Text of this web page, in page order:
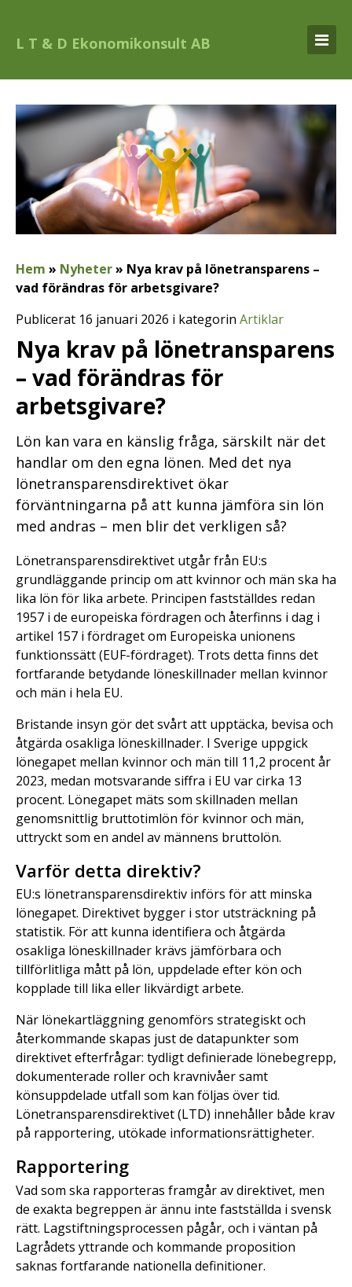
L T & D Ekonomikonsult AB
Hem » Nyheter» Nya krav på lönetransparens –
vad förändras för arbetsgivare?
Publicerat 16 januari 2026 i kategorin Artiklar
Nya krav på lönetransparens
– vad förändras för
arbetsgivare?
Lön kan vara en känslig fråga, särskilt när det
handlar om den egna lönen. Med det nya
lönetransparensdirektivet ökar
förväntningarna på att kunna jämföra sin lön
med andras – men blir det verkligen så?
Lönetransparensdirektivet utgår från EU:s
grundläggande princip om att kvinnor och män ska ha
lika lön för lika arbete. Principen fastställdes redan
1957 i de europeiska fördragen och återfinns i dag i
artikel 157 i fördraget om Europeiska unionens
funktionssätt (EUF-fördraget). Trots detta finns det
fortfarande betydande löneskillnader mellan kvinnor
och män i hela EU.
Bristande insyn gör det svårt att upptäcka, bevisa och
åtgärda osakliga löneskillnader. I Sverige uppgick
lönegapet mellan kvinnor och män till 11,2 procent år
2023, medan motsvarande siffra i EU var cirka 13
procent. Lönegapet mäts som skillnaden mellan
genomsnittlig bruttotimlön för kvinnor och män,
uttryckt som en andel av männens bruttolön.
Varför detta direktiv?
EU:s lönetransparensdirektiv införs för att minska
lönegapet. Direktivet bygger i stor utsträckning på
statistik. För att kunna identifiera och åtgärda
osakliga löneskillnader krävs jämförbara och
tillförlitliga mått på lön, uppdelade efter kön och
kopplade till lika eller likvärdigt arbete.
När lönekartläggning genomförs strategiskt och
återkommande skapas just de datapunkter som
direktivet efterfrågar: tydligt definierade lönebegrepp,
dokumenterade roller och kravnivåer samt
könsuppdelade utfall som kan följas över tid.
Lönetransparensdirektivet (LTD) innehåller både krav
på rapportering, utökade informationsrättigheter.
Rapportering
Vad som ska rapporteras framgår av direktivet, men
de exakta begreppen är ännu inte fastställda i svensk
rätt. Lagstiftningsprocessen pågår, och i väntan på
Lagrådets yttrande och kommande proposition
saknas fortfarande nationella definitioner.